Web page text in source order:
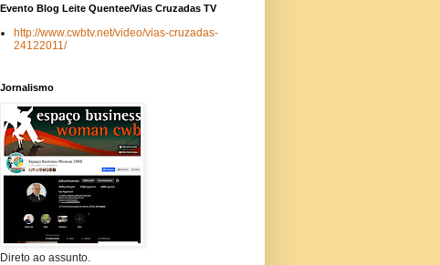
Evento Blog Leite Quentee/Vias Cruzadas TV
http://www.cwbtv.net/video/vias-cruzadas-
24122011/
Jornalismo
Direto ao assunto.